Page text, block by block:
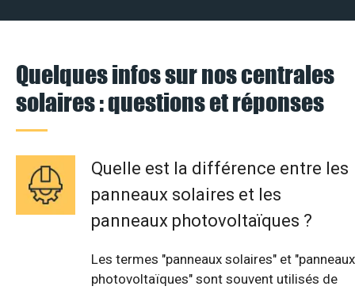
Quelques infos sur nos centrales
solaires : questions et réponses
Quelle est la différence entre les
panneaux solaires et les
panneaux photovoltaïques ?
Les termes "panneaux solaires" et "panneaux
photovoltaïques" sont souvent utilisés de